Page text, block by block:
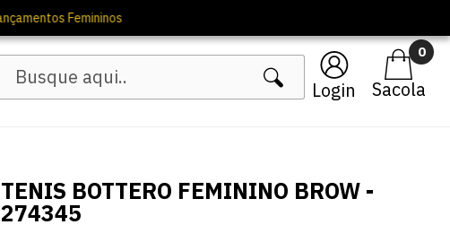
Login
0
TENIS BOTTERO FEMININO BROW -
274345